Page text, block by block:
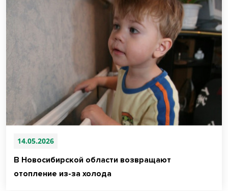
14.05.2026
В Новосибирской области возвращают
отопление из-за холода